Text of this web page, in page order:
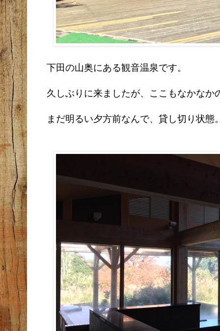
下田の山奥にある観音温泉です。
久しぶりに来ましたが、ここもなかなか
まだ明るい夕方前なんで、貸し切り状態